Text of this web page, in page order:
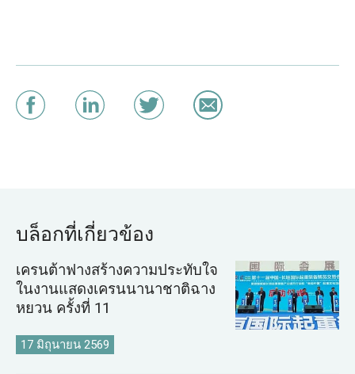
บล็อกที่เกี่ยวข้อง
เครนต้าฟางสร้างความประทับใจ
ในงานแสดงเครนนานาชาติฉาง
หยวน ครั้งที่ 11
17 มิถุนายน 2569